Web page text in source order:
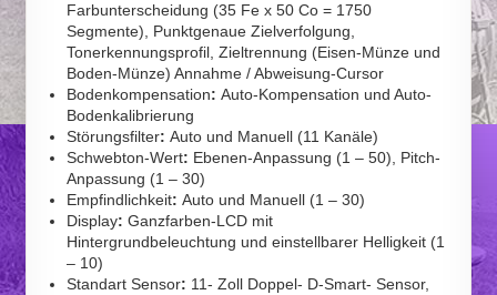
Farbunterscheidung (35 Fe x 50 Co = 1750
Segmente), Punktgenaue Zielverfolgung,
Tonerkennungsprofil, Zieltrennung (Eisen-Münze und
Boden-Münze) Annahme / Abweisung-Cursor
Bodenkompensation:Auto-Kompensation und Auto-
Bodenkalibrierung
Störungsfilter:Auto und Manuell (11 Kanäle)
Schwebton-Wert: Ebenen-Anpassung (1 – 50), Pitch-
Anpassung (1 – 30)
Empfindlichkeit:Auto und Manuell (1 – 30)
Display:Ganzfarben-LCD mit
Hintergrundbeleuchtung und einstellbarer Helligkeit (1
– 10)
Standart Sensor: 11- Zoll Doppel- D-Smart- Sensor,